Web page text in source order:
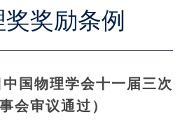
奖励条例
中国物理学会十一届三次
会审议通过）